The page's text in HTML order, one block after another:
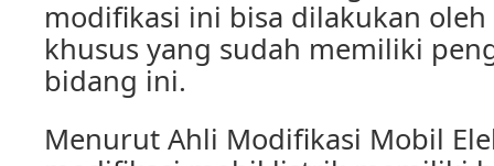
modifikasi ini bisa dilakukan
khusus yang sudah memiliki
bidang ini.
Menurut Ahli Modifikasi Mobil